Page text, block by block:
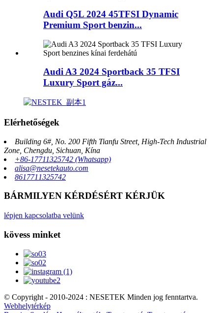
Audi Q5L 2024 45TFSI Dynamic
Premium Sport benzin...
Audi A3 2024 Sportback 35 TFSI
Luxury Sport gáz...
Elérhetőségek
Building 6#, No. 200 Fifth Tianfu Street, High-Tech Industrial
Zone, Chengdu, Sichuan, Kína
+86-17711325742 (Whatsapp)
alisa@nesetekauto.com
8617711325742
BÁRMILYEN KÉRDÉSÉRT KÉRJÜK
lépjen kapcsolatba velünk
kövess minket
© Copyright - 2010-2024 : NESETEK Minden jog fenntartva.
Webhelytérkép